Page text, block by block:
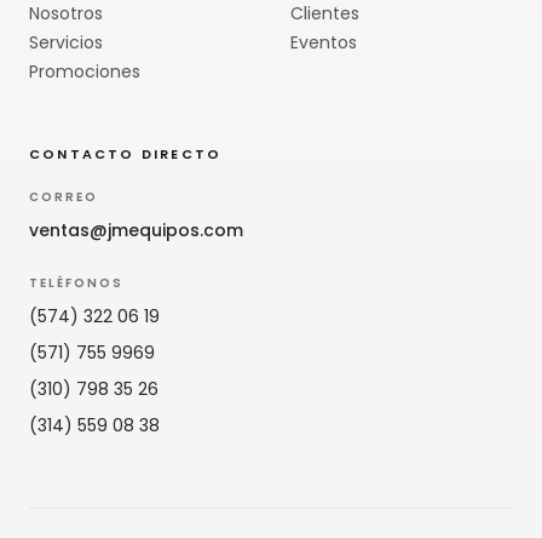
Nosotros
Servicios
Promociones
Clientes
Eventos
CONTACTO DIRECTO
CORREO
ventas@jmequipos.com
TELÉFONOS
(574) 322 06 19
(571) 755 9969
(310) 798 35 26
(314) 559 08 38